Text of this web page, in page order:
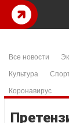
Все новости
Культура
Коронавирус